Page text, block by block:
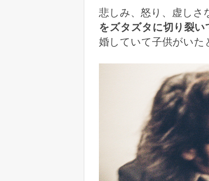
悲しみ、怒り、虚し
をズタズタに切り裂い
婚していて子供がい